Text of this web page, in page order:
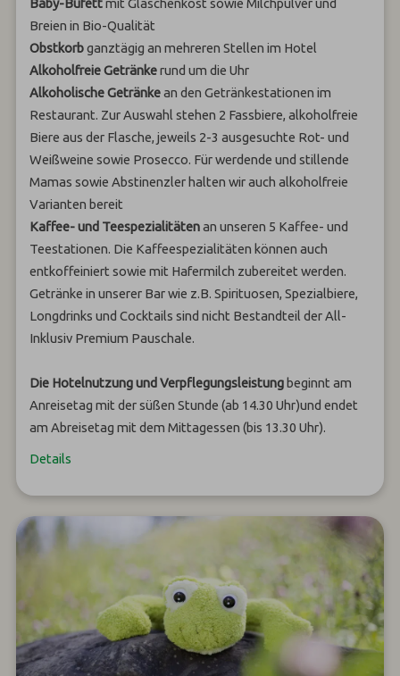
Baby-Büfettmit Gläschenkost sowie Milchpulver und
Breien in Bio-Qualität
Obstkorbganztägig an mehreren Stellen im Hotel
Alkoholfreie Getränkerund um die Uhr
Alkoholische Getränkean den Getränkestationen im
Restaurant. Zur Auswahl stehen 2 Fassbiere, alkoholfreie
Biere aus der Flasche, jeweils 2-3 ausgesuchte Rot- und
Weißweine sowie Prosecco. Für werdende und stillende
Mamas sowie Abstinenzler halten wir auch alkoholfreie
Varianten bereit
Kaffee- und Teespezialitätenan unseren 5 Kaffee- und
Teestationen. Die Kaffeespezialitäten können auch
entkoffeiniert sowie mit Hafermilch zubereitet werden.
Getränke in unserer Bar wie z.B. Spirituosen, Spezialbiere,
Longdrinks und Cocktails sind nicht Bestandteil der All-
Inklusiv Premium Pauschale.
Die Hotelnutzung und Verpflegungsleistung beginnt am
Anreisetag mit der süßen Stunde (ab 14.30 Uhr)und endet
am Abreisetag mit dem Mittagessen (bis 13.30 Uhr).
Details